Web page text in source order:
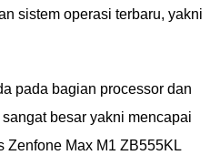
sistem operasi terbaru, yakni
pada bagian processor dan
besar yakni mencapai
Zenfone Max M1 ZB555KL